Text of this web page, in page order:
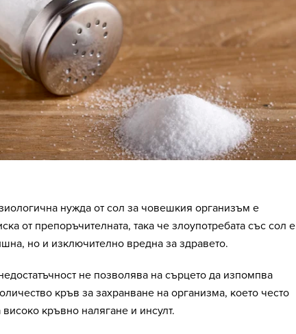
нужда от сол за човешкия организъм е
от препоръчителната, така че злоупотребата със сол е
но и изключително вредна за здравето.
не позволява на сърцето да изпомпва
кръв за захранване на организма, което често
кръвно налягане и инсулт.